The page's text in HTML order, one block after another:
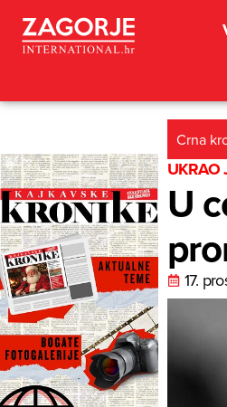
Crna
UKRAO
U
17.